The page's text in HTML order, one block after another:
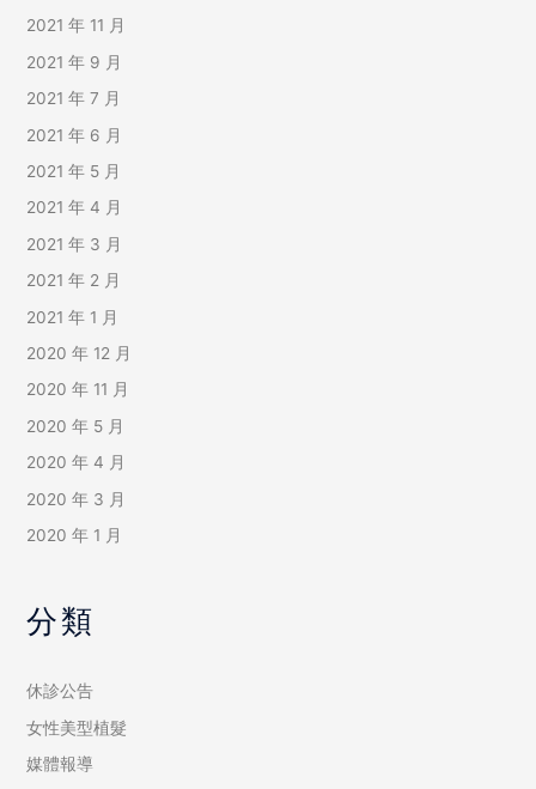
2021 年 11 月
2021 年 9 月
2021 年 7 月
2021 年 6 月
2021 年 5 月
2021 年 4 月
2021 年 3 月
2021 年 2 月
2021 年 1 月
2020 年 12 月
2020 年 11 月
2020 年 5 月
2020 年 4 月
2020 年 3 月
2020 年 1 月
分類
休診公告
女性美型植髮
媒體報導